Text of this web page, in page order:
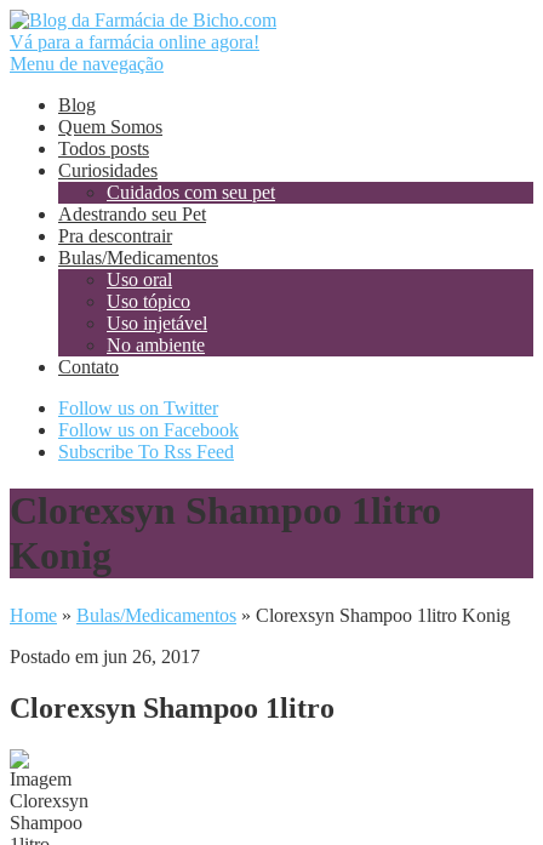
Vá para a farmácia online agora!
Menu de navegação
Blog
Quem Somos
Todos posts
Curiosidades
Cuidados com seu pet
Adestrando seu Pet
Pra descontrair
Bulas/Medicamentos
Uso oral
Uso tópico
Uso injetável
No ambiente
Contato
Follow us on Twitter
Follow us on Facebook
Subscribe To Rss Feed
Clorexsyn Shampoo 1litro
Konig
Home » Bulas/Medicamentos » Clorexsyn Shampoo 1litro Konig
Postado em jun 26, 2017
Clorexsyn Shampoo 1litro